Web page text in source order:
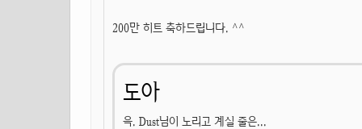
200만 히트 축하드립니다. ^^
도아
윽. Dust님이 노리고 계실 줄은...